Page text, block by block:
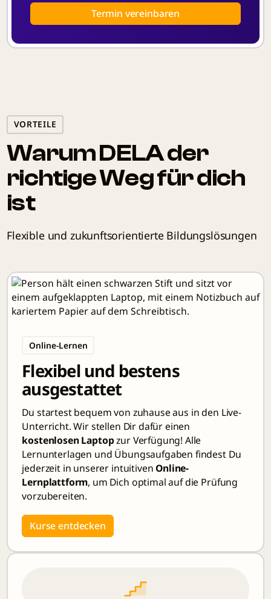
Termin vereinbaren
VORTEILE
Warum DELA der
richtige Weg für dich
ist
Flexible und zukunftsorientierte Bildungslösungen
Online-Lernen
Flexibel und bestens
ausgestattet
Du startest bequem von zuhause aus in den Live-
Unterricht. Wir stellen Dir dafür einen
kostenlosen Laptopzur Verfügung! Alle
Lernunterlagen und Übungsaufgaben findest Du
jederzeit in unserer intuitivenOnline-
Lernplattform, um Dich optimal auf die Prüfung
vorzubereiten.
Kurse entdecken